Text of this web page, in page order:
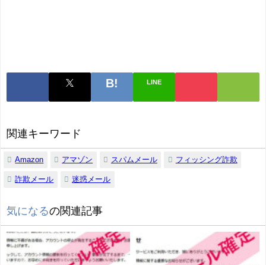
LINE
関連キーワード
Amazon アマゾン スパムメール フィッシング詐欺
詐欺メール 迷惑メール
気になるの関連記事